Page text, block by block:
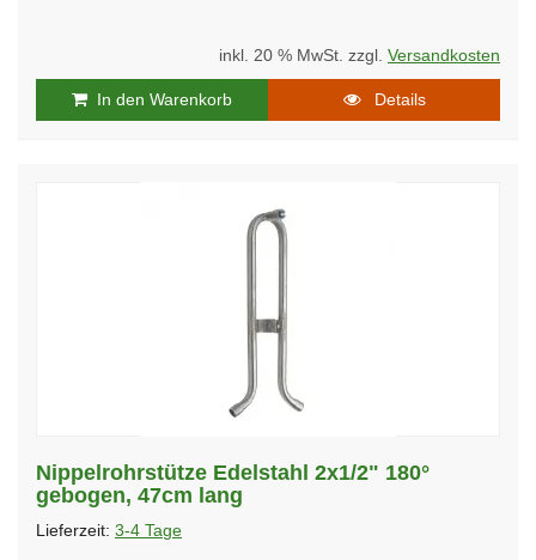
inkl. 20 % MwSt. zzgl. Versandkosten
In den Warenkorb Details
Nippelrohrstütze Edelstahl 2x1/2" 180°
gebogen, 47cm lang
Lieferzeit: 3-4 Tage